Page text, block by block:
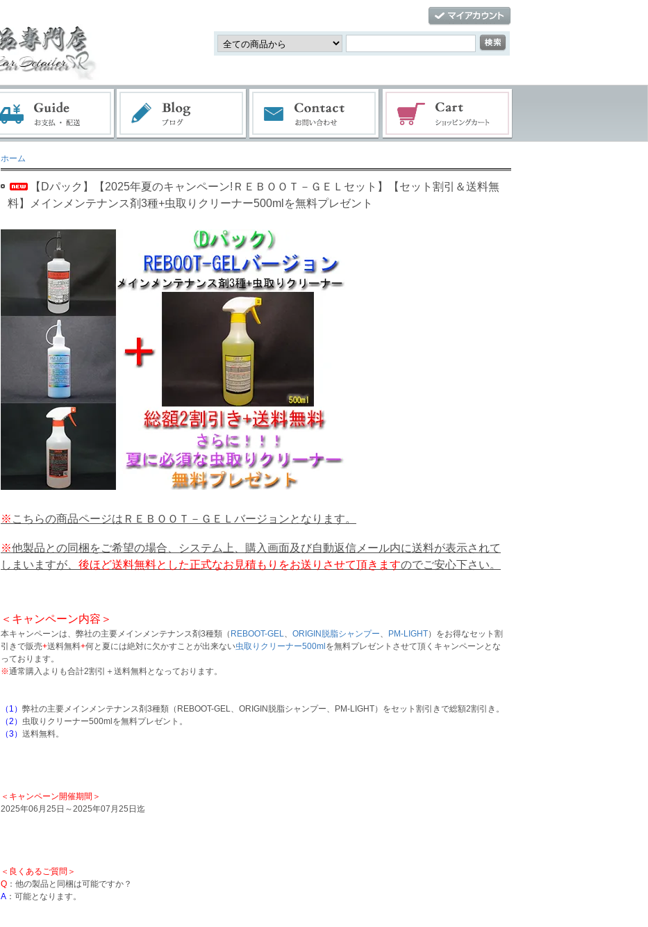
ホーム
【Dパック】【2025年夏のキャンペーン!ＲＥＢＯＯＴ－ＧＥＬセット】【セット割引＆送料無
料】メインメンテナンス剤3種+虫取りクリーナー500mlを無料プレゼント
※ こちらの商品ページはＲＥＢＯＯＴ－ＧＥＬバージョンとなります。
※他製品との同梱をご希望の場合、システム上、購入画面及び自動返信メール内に送料が表示されて
しまいますが、 後ほど送料無料とした正式なお見積もりをお送りさせて頂きますのでご安心下さい。
＜キャンペーン内容＞
本キャンペーンは、弊社の主要メインメンテナンス剤3種類（ REBOOT-GEL、 ORIGIN脱脂シャンプー、 PM-LIGHT）をお得なセット割
引きで販売+送料無料+何と夏には絶対に欠かすことが出来ない虫取りクリーナー500ml を無料プレゼントさせて頂くキャンペーンとな
っております。
※通常購入よりも合計2割引＋送料無料となっております。
（1） 弊社の主要メインメンテナンス剤3種類（REBOOT-GEL、ORIGIN脱脂シャンプー、PM-LIGHT）をセット割引きで総額2割引き。
（2） 虫取りクリーナー500mlを無料プレゼント。
（3） 送料無料。
＜キャンペーン開催期間＞
2025年06月25日～2025年07月25日迄
＜良くあるご質問＞
Q ：他の製品と同梱は可能ですか？
A ：可能となります。